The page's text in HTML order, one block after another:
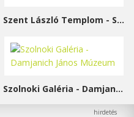
Szent László Templom - Sárvár
Szolnoki Galéria - Damjanich János Múzeum